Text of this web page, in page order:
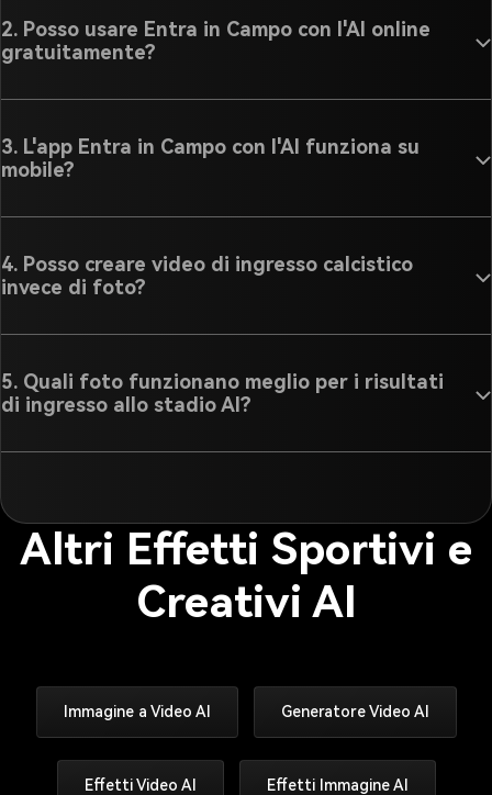
2. Posso usare Entra in Campo con l'AI online
gratuitamente?
3. L'app Entra in Campo con l'AI funziona su
mobile?
4. Posso creare video di ingresso calcistico
invece di foto?
5. Quali foto funzionano meglio per i risultati
di ingresso allo stadio AI?
Altri Effetti Sportivi e
Creativi AI
Immagine a Video AI Generatore Video AI
Effetti Video AI Effetti Immagine AI